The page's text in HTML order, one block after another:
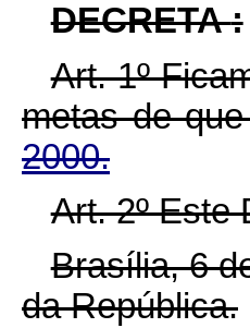
DECRETA:
Art. 1º
metas de
2000.
Art. 2º Este
Brasília, 6
da República.